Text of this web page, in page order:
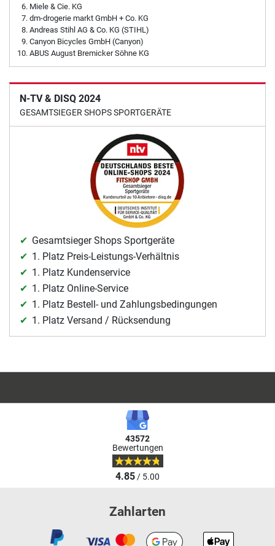
Miele & Cie. KG
dm-drogerie markt GmbH + Co. KG
Andreas Stihl AG & Co. KG (STIHL)
Canyon Bicycles GmbH (Canyon)
ABUS August Bremicker Söhne KG
N-TV & DISQ 2024
GESAMTSIEGER SHOPS SPORTGERÄTE
Gesamtsieger Shops Sportgeräte
1. Platz Preis-Leistungs-Verhältnis
1. Platz Kundenservice
1. Platz Online-Service
1. Platz Bestell- und Zahlungsbedingungen
1. Platz Versand / Rücksendung
43572
Bewertungen
4.85/ 5.00
Zahlarten